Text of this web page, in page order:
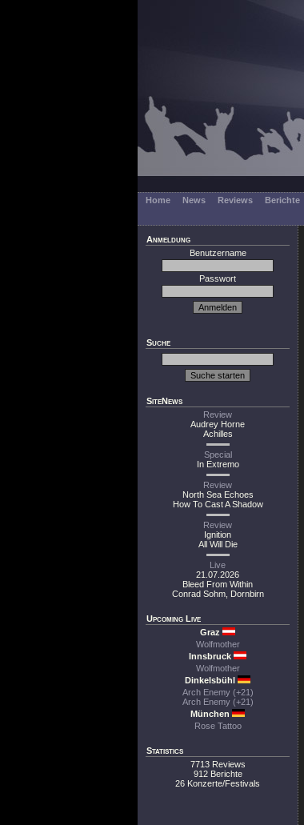
Home News Reviews Berichte
Anmeldung
Benutzername
Passwort
Suche
SiteNews
Review
Audrey Horne
Achilles
Special
In Extremo
Review
North Sea Echoes
How To Cast A Shadow
Review
Ignition
All Will Die
Live
21.07.2026
Bleed From Within
Conrad Sohm, Dornbirn
Upcoming Live
Graz
Wolfmother
Innsbruck
Wolfmother
Dinkelsbühl
Arch Enemy (+21)
Arch Enemy (+21)
München
Rose Tattoo
Statistics
7713 Reviews
912 Berichte
26 Konzerte/Festivals